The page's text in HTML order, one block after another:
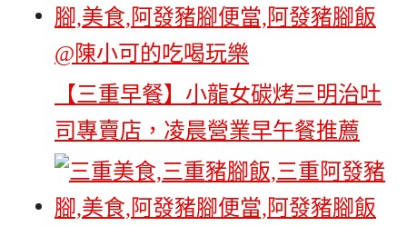
【三重早餐】小龍女碳烤三明治吐
司專賣店，凌晨營業早午餐推薦